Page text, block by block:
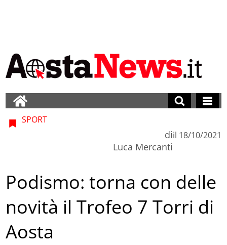
SPORT
di
Luca Mercanti
il 18/10/2021
Podismo: torna con delle
novità il Trofeo 7 Torri di
Aosta